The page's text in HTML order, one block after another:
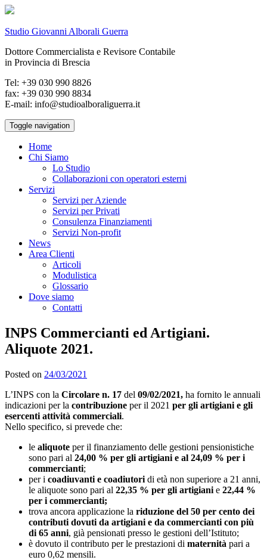
Studio Giovanni Alborali Guerra
Dottore Commercialista e Revisore Contabile
in Provincia di Brescia
Tel: +39 030 990 8826
fax: +39 030 990 8834
E-mail: info@studioalboraliguerra.it
Toggle navigation
Home
Chi Siamo
Lo Studio
Collaborazioni con operatori esterni
Servizi
Servizi per Aziende
Servizi per Privati
Consulenza Finanziamenti
Servizi Non-profit
News
Area Clienti
Articoli
Modulistica
Glossario
Dove siamo
Contatti
INPS Commercianti ed Artigiani.
Aliquote 2021.
Posted on 24/03/2021
L’INPS con la Circolare n. 17 del 09/02/2021, ha fornito le annuali
indicazioni per la contribuzione per il 2021 per gli artigiani e gli
esercenti attività commerciali.
Nello specifico, si prevede che:
le aliquote per il finanziamento delle gestioni pensionistiche
sono pari al 24,00 % per gli artigiani e al 24,09 % per i
commercianti;
per i coadiuvanti e coadiutori di età non superiore a 21 anni,
le aliquote sono pari al 22,35 % per gli artigiani e 22,44 %
per i commercianti;
trova ancora applicazione la riduzione del 50 per cento dei
contributi dovuti da artigiani e da commercianti con più
di 65 anni, già pensionati presso le gestioni dell’Istituto;
è dovuto il contributo per le prestazioni di maternità pari a
euro 0,62 mensili.